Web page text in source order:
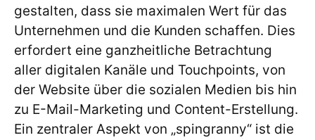
gestalten, dass sie maximalen Wert für das
Unternehmen und die Kunden schaffen. Dies
erfordert eine ganzheitliche Betrachtung
aller digitalen Kanäle und Touchpoints, von
der Website über die sozialen Medien bis hin
zu E-Mail-Marketing und Content-Erstellung.
Ein zentraler Aspekt von „spingranny“ ist die